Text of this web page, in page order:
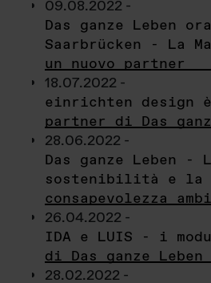
09.08.2022 -
Das ganze Leben
Saarbrücken - La
un nuovo partner
18.07.2022 -
einrichten design
partner di Das
28.06.2022 -
Das ganze Leben -
sostenibilità e la
consapevolezza
26.04.2022 -
IDA e LUIS - i
di Das ganze Leben
28.02.2022 -